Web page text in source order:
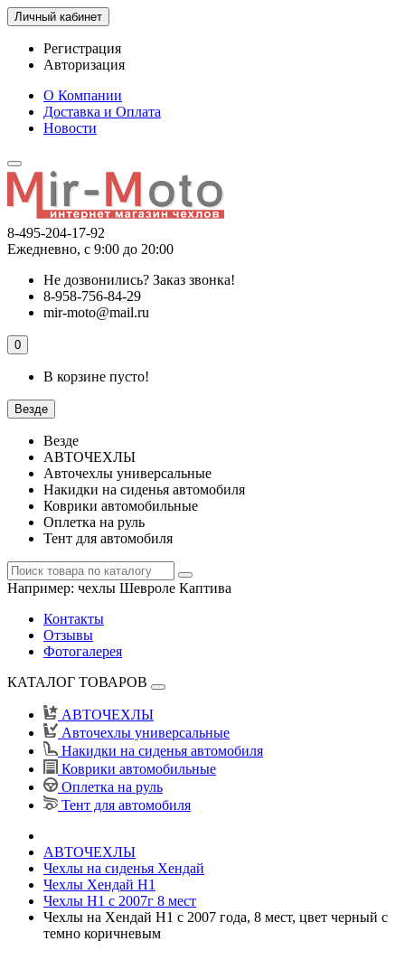
Личный кабинет
Регистрация
Авторизация
О Компании
Доставка и Оплата
Новости
8-495-204-17-92
Ежедневно, с 9:00 до 20:00
Не дозвонились? Заказ звонка!
8-958-756-84-29
mir-moto@mail.ru
0
В корзине пусто!
Везде
Везде
АВТОЧЕХЛЫ
Авточехлы универсальные
Накидки на сиденья автомобиля
Коврики автомобильные
Оплетка на руль
Тент для автомобиля
Например: чехлы Шевроле Каптива
Контакты
Отзывы
Фотогалерея
КАТАЛОГ ТОВАРОВ
АВТОЧЕХЛЫ
Авточехлы универсальные
Накидки на сиденья автомобиля
Коврики автомобильные
Оплетка на руль
Тент для автомобиля
АВТОЧЕХЛЫ
Чехлы на сиденья Хендай
Чехлы Хендай Н1
Чехлы Н1 с 2007г 8 мест
Чехлы на Хендай Н1 с 2007 года, 8 мест, цвет черный с
темно коричневым